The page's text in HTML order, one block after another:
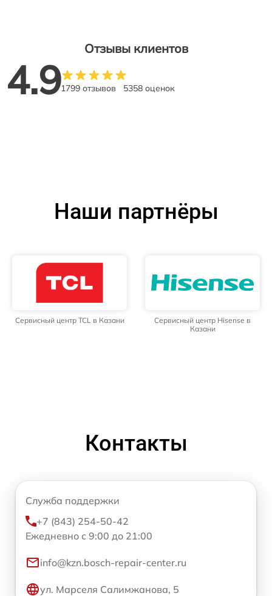
Отзывы клиентов
4.91799 отзывов 5358 оценок
Наши партнёры
Сервисный центр TCL в Казани
Сервисный центр Hisense в
Казани
Контакты
Служба поддержки
+7 (843) 254-50-42
Ежедневно с 9:00 до 21:00
info@kzn.bosch-repair-center.ru
ул. Марселя Салимжанова, 5